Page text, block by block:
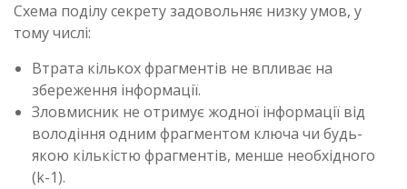
Схема поділу секрету задовольняє низку умов, у
тому числі:
Втрата кількох фрагментів не впливає на
збереження інформації.
Зловмисник не отримує жодної інформації від
володіння одним фрагментом ключа чи будь-
якою кількістю фрагментів, менше необхідного
(k-1).